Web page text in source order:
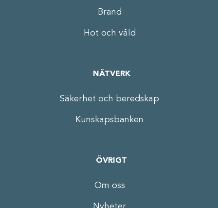
Brand
Hot och våld
NÄTVERK
Säkerhet och beredskap
Kunskapsbanken
ÖVRIGT
Om oss